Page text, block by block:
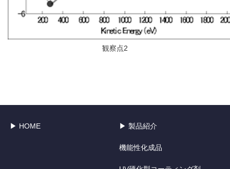
観察点2
▶ HOME ▶ 製品紹介
機能性化成品